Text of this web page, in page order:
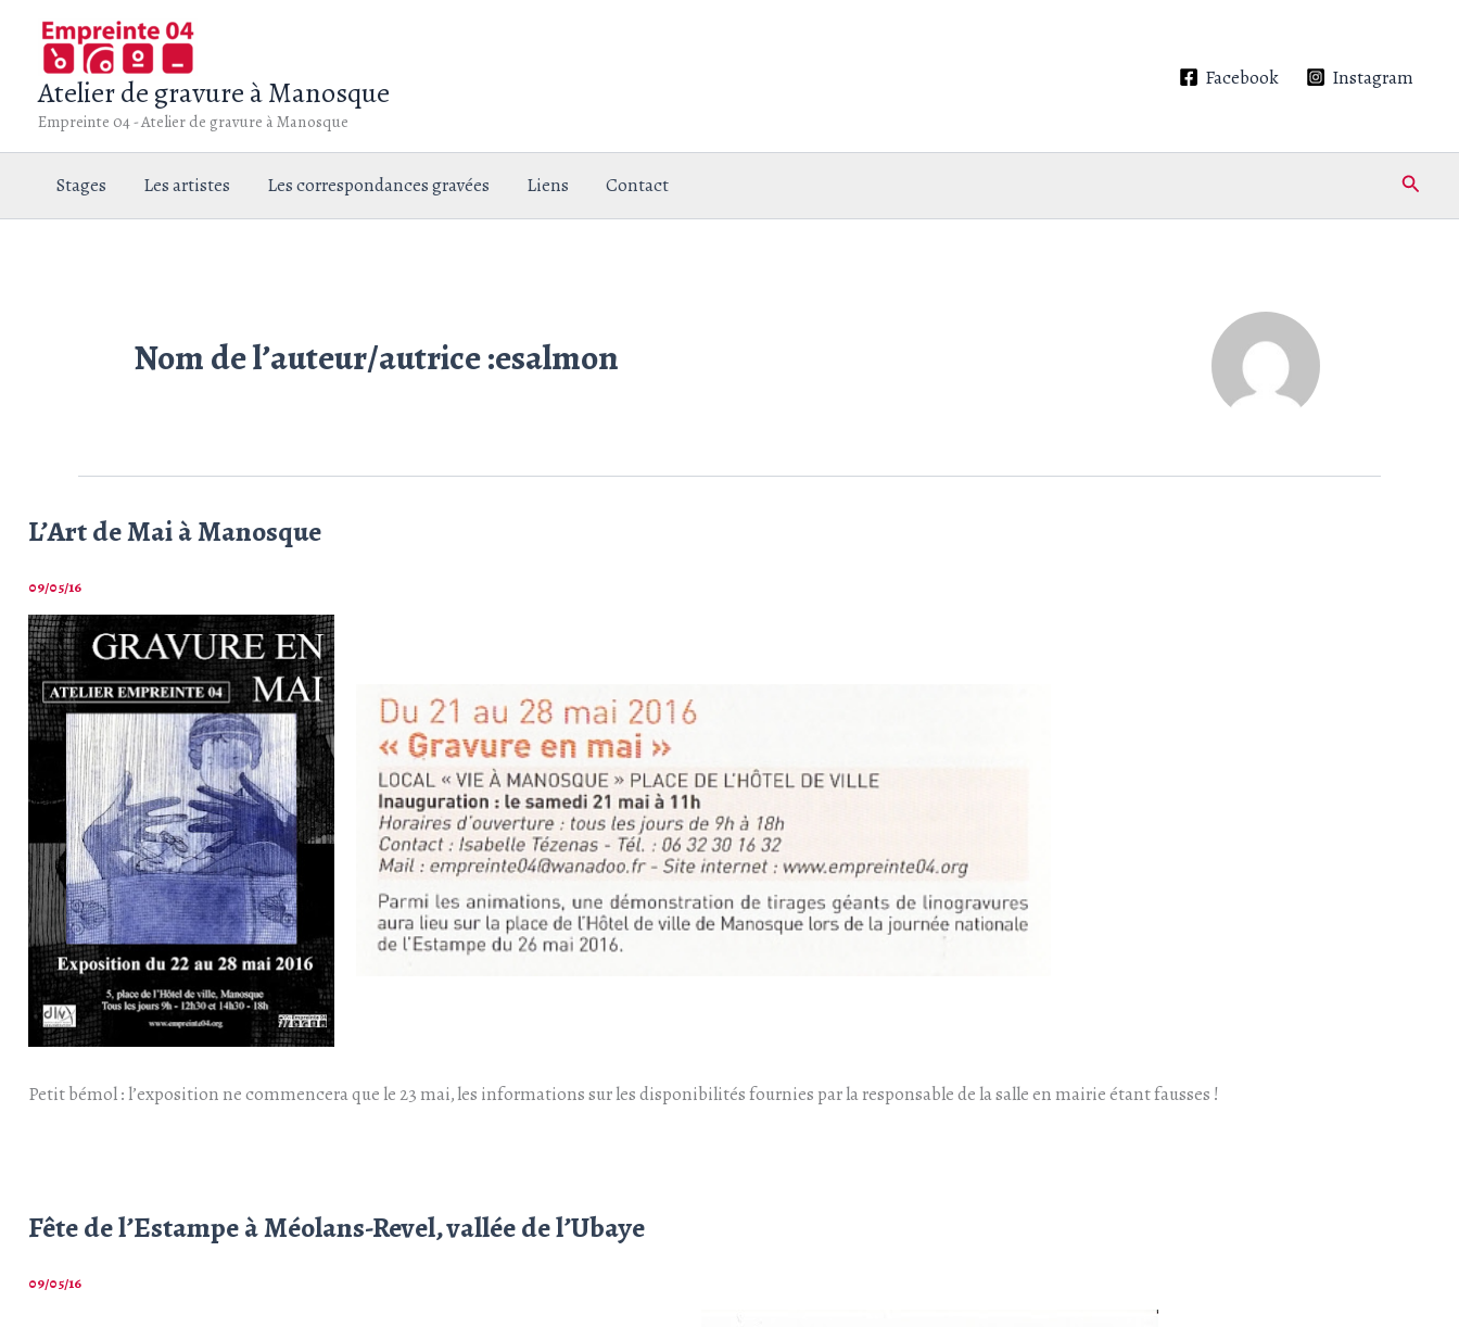
contenuAtelier de gravure à Manosque
Empreinte 04 - Atelier de gravure à Manosque
Facebook Instagram
Stages Les artistes Les correspondances gravées Liens Contact
Nom de l’auteur/autrice :esalmon
L’Art de Mai à Manosque
09/05/16
Petit bémol : l’exposition ne commencera que le 23 mai, les informations sur les disponibilités fournies par la responsable de la salle en mairie étant fausses !
Fête de l’Estampe à Méolans-Revel, vallée de l’Ubaye
09/05/16